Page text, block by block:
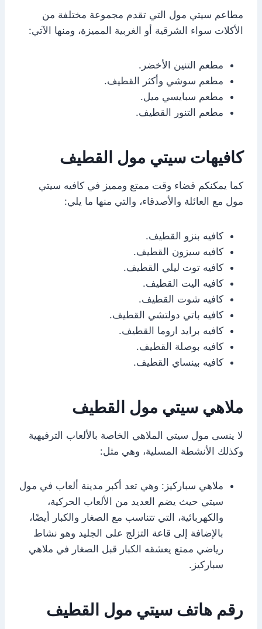
مطاعم سيتي مول التي تقدم مجموعة مختلفة من
الأكلات سواء الشرقية أو الغربية المميزة، ومنها الآتي:
مطعم التنين الأخضر.
مطعم سوشي وأكثر القطيف.
مطعم سبايسي ميل.
مطعم التنور القطيف.
كافيهات سيتي مول القطيف
كما يمكنكم قضاء وقت ممتع ومميز في كافيه سيتي
مول مع العائلة والأصدقاء، والتي منها ما يلي:
كافيه بنزو القطيف.
كافيه سيزون القطيف.
كافيه توت ليلي القطيف.
كافيه اليت القطيف.
كافيه شوت القطيف.
كافيه باتي دولتشي القطيف.
كافيه برايد اروما القطيف.
كافيه بوصلة القطيف.
كافيه بينساي القطيف.
ملاهي سيتي مول القطيف
لا ينسى مول سيتي الملاهي الخاصة بالألعاب الترفيهية
وكذلك الأنشطة المسلية، وهي مثل:
ملاهي سباركيز: وهي تعد أكبر مدينة ألعاب في مول
سيتي حيث يضم العديد من الألعاب الحركية،
والكهربائية، التي تتناسب مع الصغار والكبار أيضًا،
بالإضافة إلى قاعة التزلج على الجليد وهو نشاط
رياضي ممتع يعشقه الكبار قبل الصغار في ملاهي
سباركيز.
رقم هاتف سيتي مول القطيف